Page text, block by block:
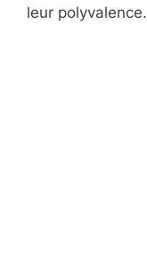
leur polyvalence.